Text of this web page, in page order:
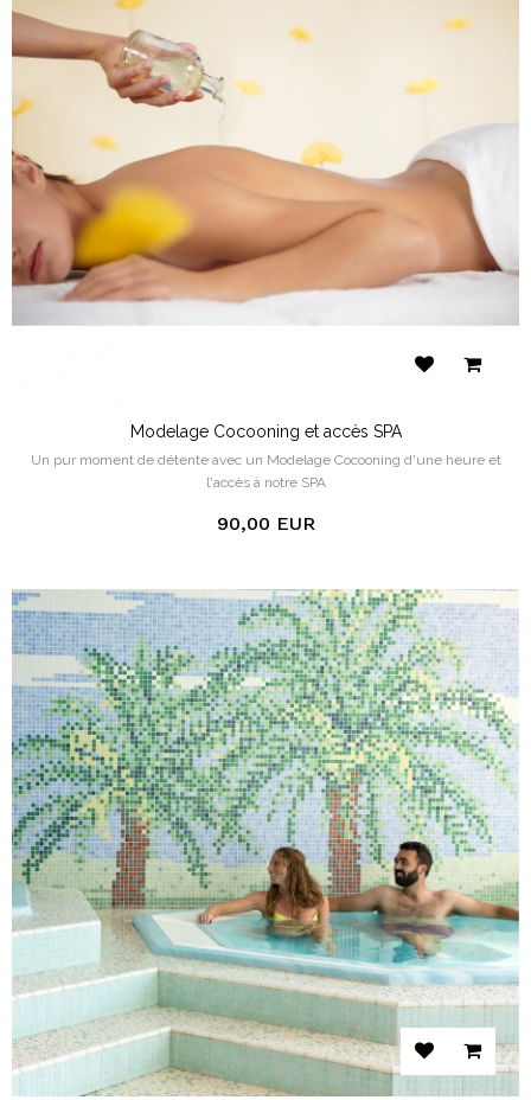
Modelage Cocooning et accès SPA
Un pur moment de détente avec un Modelage Cocooning d'une heure et
l'accès à notre SPA
90,00 EUR